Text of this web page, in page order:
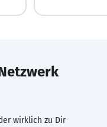
wirklich zu Dir